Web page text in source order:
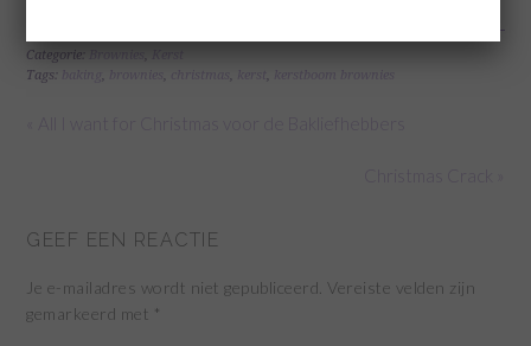
Categorie:
Kerst
Tags: baking, brownies, christmas, kerst, kerstboom brownies
GEEF EEN REACTIE
Je e-mailadres wordt niet gepubliceerd. Vereiste velden zijn
gemarkeerd met *